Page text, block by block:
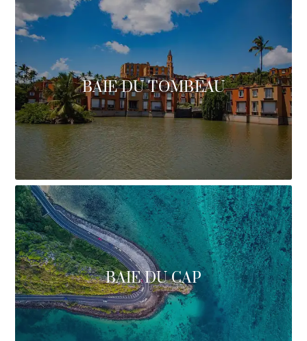
BAIE DU TOMBEAU
BAIE DU CAP